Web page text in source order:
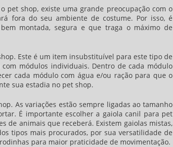
pet shop, existe uma grande preocupação com o
fora do seu ambiente de costume. Por isso, é
montada, segura e que traga o máximo de
. Este é um item insubstituível para este tipo de
módulos individuais. Dentro de cada módulo
cada módulo com água e/ou ração para que o
sua estadia no pet shop.
. As variações estão sempre ligadas ao tamanho
É importante escolher a gaiola canil para pet
de animais que receberá. Existem gaiolas mistas,
tipos mais procurados, por sua versatilidade de
para maior praticidade de movimentação.